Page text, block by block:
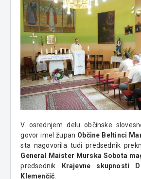
V osrednjem delu občinske
govor imel župan Občine Beltinci
sta nagovorila tudi predsednik
General Maister Murska Sobota
predsednik
Krajevne skupnosti
Klemenčič